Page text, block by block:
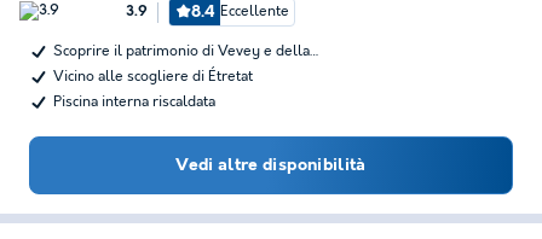
3.9 8.4 Eccellente
Scoprire il patrimonio di Vevey e della…
Vicino alle scogliere di Étretat
Piscina interna riscaldata
Vedi altre disponibilità